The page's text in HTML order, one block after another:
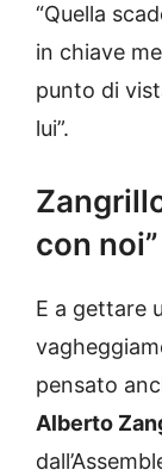
“Quella
in chiave
punto di
lui”.
con noi”
E a gettare
pensato
Alberto